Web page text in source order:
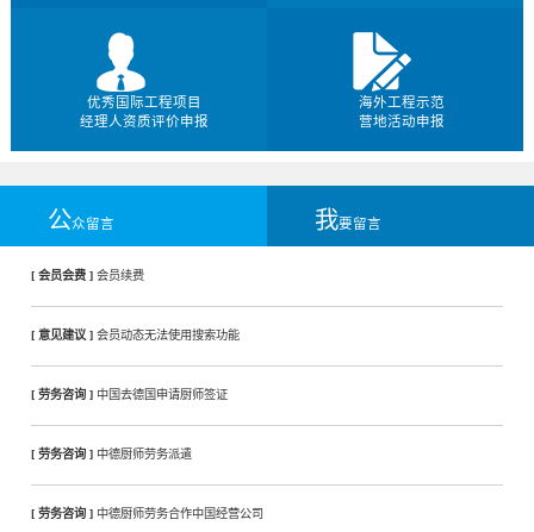
优秀国际工程项目
经理人资质评价申报
海外工程示范
营地活动申报
公众留言 我要留言
[ 会员会费 ] 会员续费
[ 意见建议 ] 会员动态无法使用搜索功能
[ 劳务咨询 ] 中国去德国申请厨师签证
[ 劳务咨询 ] 中德厨师劳务派遣
[ 劳务咨询 ] 中德厨师劳务合作中国经营公司